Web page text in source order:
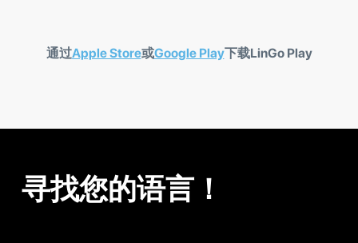
通过Apple Store或Google Play下载LinGo Play
寻找您的语言！